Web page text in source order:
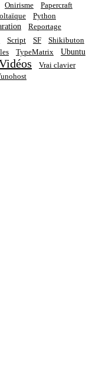
Onirisme
Papercraft
Python
Reportage
Script SF
Shikibuton
TypeMatrix Ubuntu
Vrai clavier